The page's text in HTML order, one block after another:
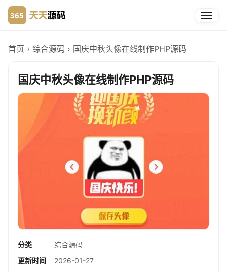
首页 › 综合源码 › 国庆中秋头像在线制作PHP源码
国庆中秋头像在线制作PHP源码
分类
综合源码
更新时间
2026-01-27